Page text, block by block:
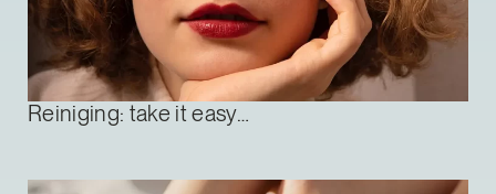
Reiniging: take it easy…